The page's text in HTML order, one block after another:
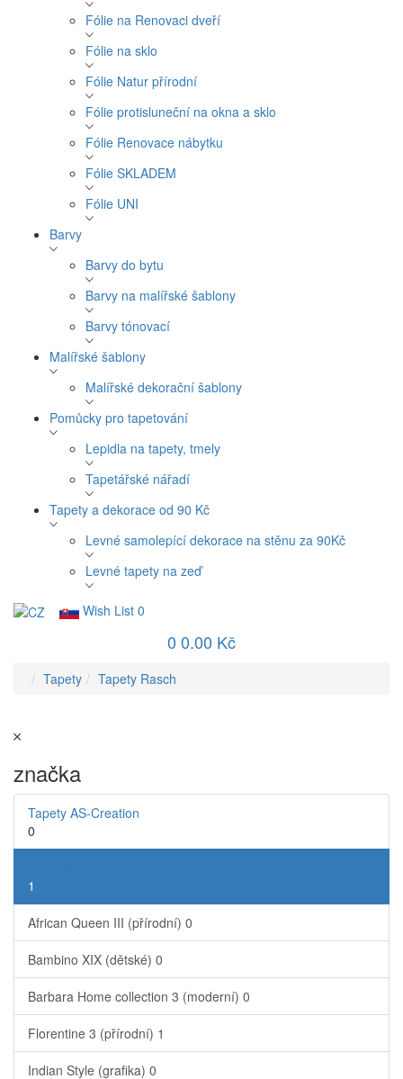
Fólie na Renovaci dveří
Fólie na sklo
Fólie Natur přírodní
Fólie protisluneční na okna a sklo
Fólie Renovace nábytku
Fólie SKLADEM
Fólie UNI
Barvy
Barvy do bytu
Barvy na malířské šablony
Barvy tónovací
Malířské šablony
Malířské dekorační šablony
Pomůcky pro tapetování
Lepidla na tapety, tmely
Tapetářské nářadí
Tapety a dekorace od 90 Kč
Levné samolepící dekorace na stěnu za 90Kč
Levné tapety na zeď
Wish List 0
0 0.00 Kč
Tapety Tapety Rasch
značka
Tapety AS-Creation
0
1
African Queen III (přírodní) 0
Bambino XIX (dětské) 0
Barbara Home collection 3 (moderní) 0
Florentine 3 (přírodní) 1
Indian Style (grafika) 0